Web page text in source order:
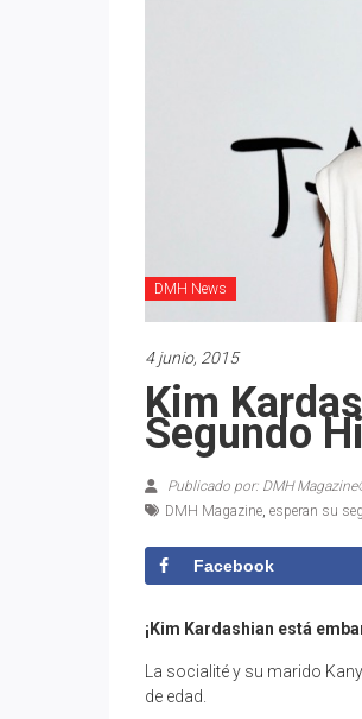
DMH News
4 junio, 2015
Kim
Segundo
Publicado por: DMH
DMH Magazine, esperan su
Facebook
¡Kim Kardashian está
La socialité y su marido
de edad.